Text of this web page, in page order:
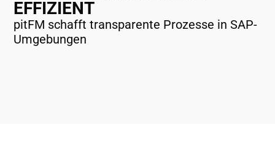
EFFIZIENT
pitFM schafft transparente Prozesse in SAP-
Umgebungen